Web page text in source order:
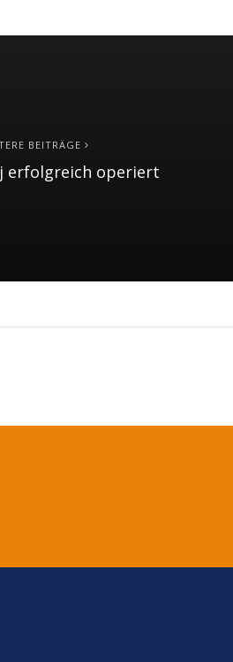
BEITRÄGE
erfolgreich operiert